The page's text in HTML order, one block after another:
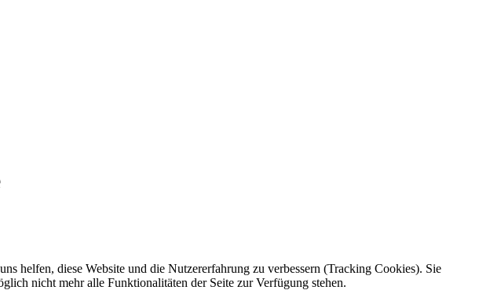
helfen, diese Website und die Nutzererfahrung zu verbessern (Tracking Cookies). Sie
nicht mehr alle Funktionalitäten der Seite zur Verfügung stehen.